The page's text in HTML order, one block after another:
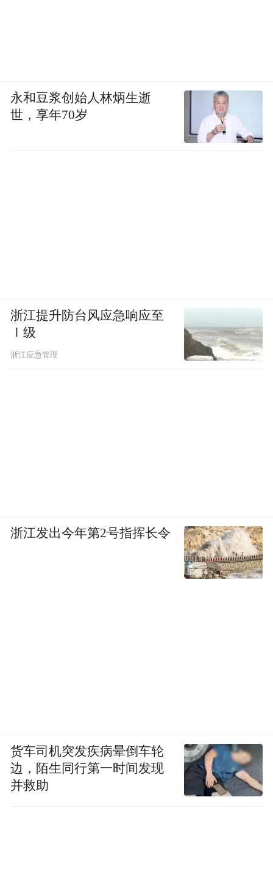
永和豆浆创始人林炳生逝
世，享年70岁
浙江提升防台风应急响应至
Ⅰ级
浙江应急管理
浙江发出今年第2号指挥长令
货车司机突发疾病晕倒车轮
边，陌生同行第一时间发现
并救助